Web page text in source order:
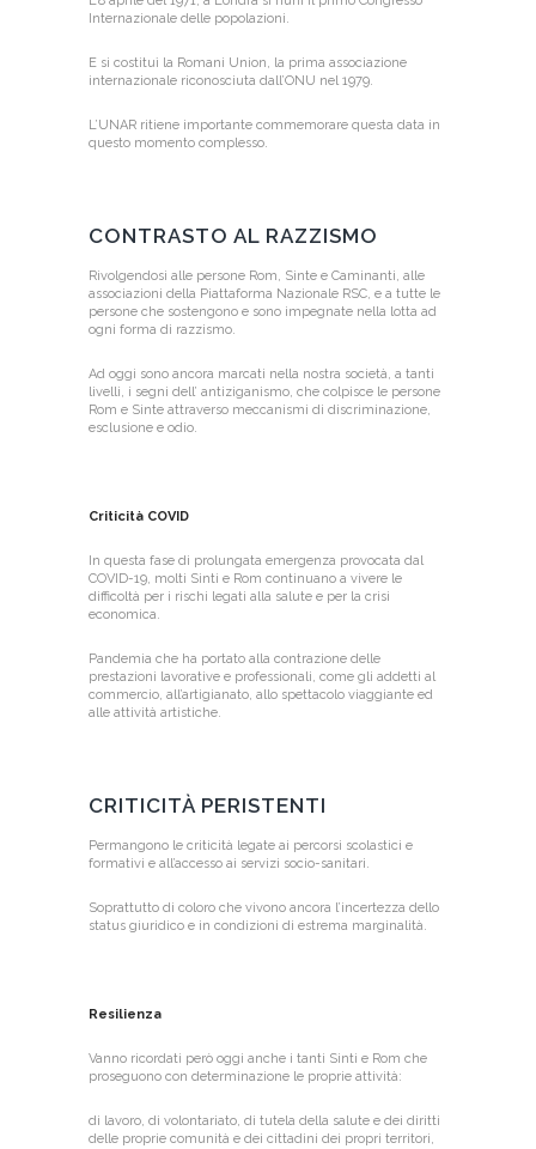
Internazionale delle popolazioni.
E si costituì la Romani Union, la prima associazione
internazionale riconosciuta dall’ONU nel 1979.
L’UNAR ritiene importante commemorare questa data in
questo momento complesso.
CONTRASTO AL RAZZISMO
Rivolgendosi alle persone Rom, Sinte e Caminanti, alle
associazioni della Piattaforma Nazionale RSC, e a tutte le
persone che sostengono e sono impegnate nella lotta ad
ogni forma di razzismo.
Ad oggi sono ancora marcati nella nostra società, a tanti
livelli, i segni dell’ antiziganismo, che colpisce le persone
Rom e Sinte attraverso meccanismi di discriminazione,
esclusione e odio.
Criticità COVID
In questa fase di prolungata emergenza provocata dal
COVID-19, molti Sinti e Rom continuano a vivere le
difficoltà per i rischi legati alla salute e per la crisi
economica.
Pandemia che ha portato alla contrazione delle
prestazioni lavorative e professionali, come gli addetti al
commercio, all’artigianato, allo spettacolo viaggiante ed
alle attività artistiche.
CRITICITÀ PERISTENTI
Permangono le criticità legate ai percorsi scolastici e
formativi e all’accesso ai servizi socio-sanitari.
Soprattutto di coloro che vivono ancora l’incertezza dello
status giuridico e in condizioni di estrema marginalità.
Resilienza
Vanno ricordati però oggi anche i tanti Sinti e Rom che
proseguono con determinazione le proprie attività:
di lavoro, di volontariato, di tutela della salute e dei diritti
delle proprie comunità e dei cittadini dei propri territori,